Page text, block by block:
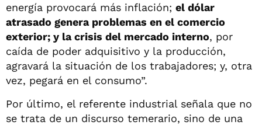
energía provocará más inflación; el dólar
atrasado genera problemas en el comercio
exterior; y la crisis del mercado interno, por
caída de poder adquisitivo y la producción,
agravará la situación de los trabajadores; y, otra
vez, pegará en el consumo”.
Por último, el referente industrial señala que no
se trata de un discurso temerario, sino de una